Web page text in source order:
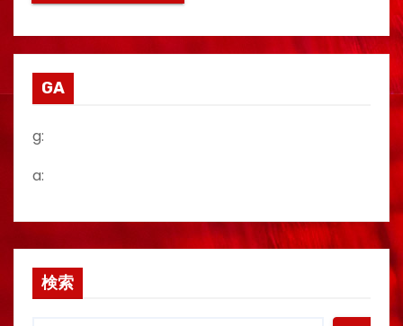
GA
g:
a:
検索